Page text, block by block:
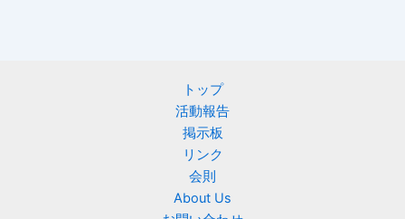
トップ
活動報告
掲示板
リンク
会則
About Us